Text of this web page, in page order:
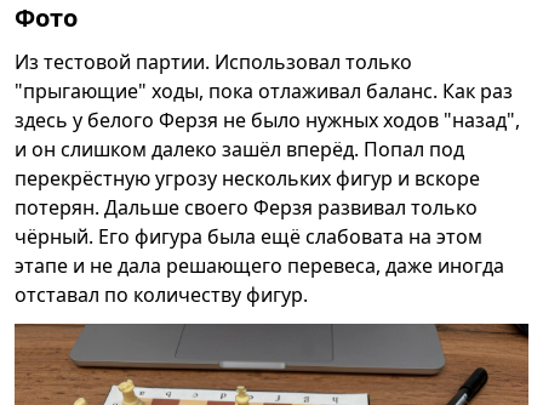
Фото
Из тестовой партии. Использовал только
"прыгающие" ходы, пока отлаживал баланс. Как раз
здесь у белого Ферзя не было нужных ходов "назад",
и он слишком далеко зашёл вперёд. Попал под
перекрёстную угрозу нескольких фигур и вскоре
потерян. Дальше своего Ферзя развивал только
чёрный. Его фигура была ещё слабовата на этом
этапе и не дала решающего перевеса, даже иногда
отставал по количеству фигур.